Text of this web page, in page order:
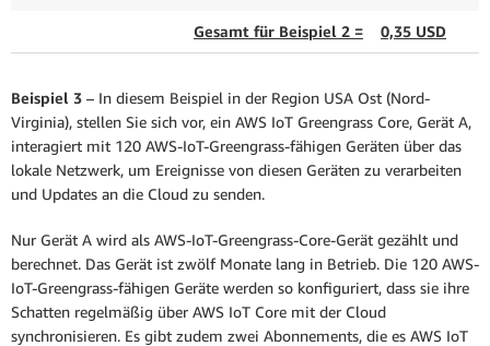
Gesamt für Beispiel 2 = 0,35 USD
Beispiel 3 – In diesem Beispiel in der Region USA Ost (Nord-
Virginia), stellen Sie sich vor, ein AWS IoT Greengrass Core, Gerät A,
interagiert mit 120 AWS-IoT-Greengrass-fähigen Geräten über das
lokale Netzwerk, um Ereignisse von diesen Geräten zu verarbeiten
und Updates an die Cloud zu senden.
Nur Gerät A wird als AWS-IoT-Greengrass-Core-Gerät gezählt und
berechnet. Das Gerät ist zwölf Monate lang in Betrieb. Die 120 AWS-
IoT-Greengrass-fähigen Geräte werden so konfiguriert, dass sie ihre
Schatten regelmäßig über AWS IoT Core mit der Cloud
synchronisieren. Es gibt zudem zwei Abonnements, die es AWS IoT